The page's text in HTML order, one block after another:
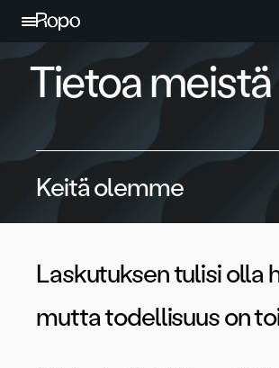
Jatka sisältöön
Tietoa meistä
Keitä olemme
Laskutuksen tulisi olla
mutta todellisuus on